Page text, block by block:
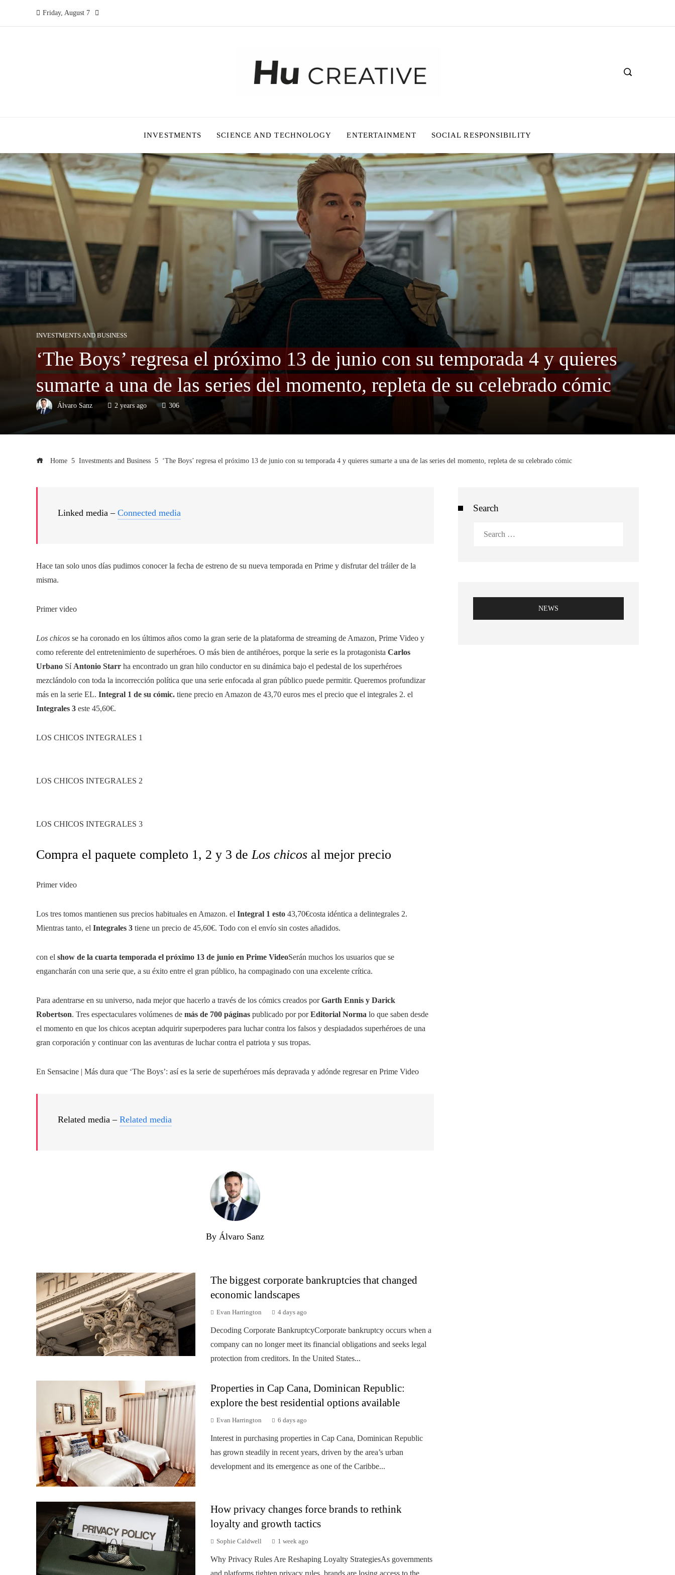
Friday, August 7
INVESTMENTS SCIENCE AND TECHNOLOGY ENTERTAINMENT SOCIAL RESPONSIBILITY
INVESTMENTS AND BUSINESS
‘The Boys’ regresa el próximo 13 de junio con su temporada 4 y quieres
sumarte a una de las series del momento, repleta de su celebrado cómic
Álvaro Sanz 2 years ago 306
Home Investments and Business ‘The Boys’ regresa el próximo 13 de junio con su temporada 4 y quieres sumarte a una de las series del momento, repleta de su celebrado cómic
Linked media – Connected media
Hace tan solo unos días pudimos conocer la fecha de estreno de su nueva temporada en Prime y disfrutar del tráiler de la
misma.
Primer video
Los chicos se ha coronado en los últimos años como la gran serie de la plataforma de streaming de Amazon, Prime Video y
como referente del entretenimiento de superhéroes. O más bien de antihéroes, porque la serie es la protagonista Carlos
Urbano Sí Antonio Starr ha encontrado un gran hilo conductor en su dinámica bajo el pedestal de los superhéroes
mezclándolo con toda la incorrección política que una serie enfocada al gran público puede permitir. Queremos profundizar
más en la serie EL. Integral 1 de su cómic. tiene precio en Amazon de 43,70 euros mes el precio que el integrales 2. el
Integrales 3 este 45,60€.
LOS CHICOS INTEGRALES 1
LOS CHICOS INTEGRALES 2
LOS CHICOS INTEGRALES 3
Compra el paquete completo 1, 2 y 3 deLos chicos al mejor precio
Primer video
Los tres tomos mantienen sus precios habituales en Amazon. el Integral 1 esto 43,70€costa idéntica a delintegrales 2.
Mientras tanto, el Integrales 3 tiene un precio de 45,60€. Todo con el envío sin costes añadidos.
con el show de la cuarta temporada el próximo 13 de junio en Prime VideoSerán muchos los usuarios que se
engancharán con una serie que, a su éxito entre el gran público, ha compaginado con una excelente crítica.
Para adentrarse en su universo, nada mejor que hacerlo a través de los cómics creados porGarth Ennis y Darick
Robertson. Tres espectaculares volúmenes de más de 700 páginas publicado por porEditorial Norma lo que saben desde
el momento en que los chicos aceptan adquirir superpoderes para luchar contra los falsos y despiadados superhéroes de una
gran corporación y continuar con las aventuras de luchar contra el patriota y sus tropas.
En Sensacine | Más dura que ‘The Boys’: así es la serie de superhéroes más depravada y adónde regresar en Prime Video
Related media – Related media
By Álvaro Sanz
The biggest corporate bankruptcies that changed
economic landscapes
Evan Harrington 4 days ago
Decoding Corporate BankruptcyCorporate bankruptcy occurs when a
company can no longer meet its financial obligations and seeks legal
protection from creditors. In the United States...
Properties in Cap Cana, Dominican Republic:
explore the best residential options available
Evan Harrington 6 days ago
Interest in purchasing properties in Cap Cana, Dominican Republic
has grown steadily in recent years, driven by the area’s urban
development and its emergence as one of the Caribbe...
How privacy changes force brands to rethink
loyalty and growth tactics
Sophie Caldwell 1 week ago
Why Privacy Rules Are Reshaping Loyalty StrategiesAs governments
and platforms tighten privacy rules, brands are losing access to the
Search
NEWS